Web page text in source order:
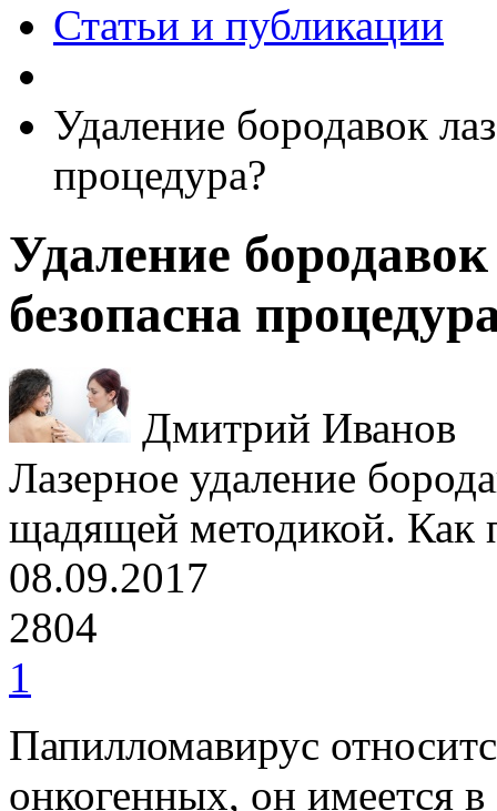
Статьи и публикации
Удаление бородавок
процедура?
Удаление
безопасна
Дмитрий Иванов
Лазерное удаление
щадящей методикой. Как
08.09.2017
2804
1
Папилломавирус
онкогенных, он имеется